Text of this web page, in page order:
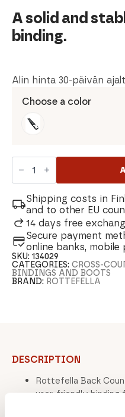
was:
94,90 €.
is:
85,00 €.
A solid and
binding.
Alin hinta 30-päivän
Choose a color
Rottefella
BC
Manual
binding
quantity
Shipping costs in
and to other EU
14 days free
Secure payment
online banks, mobile
SKU:134029
CATEGORIES:CROSS-
BINDINGS AND BOOTS
BRAND: ROTTEFELLA
DESCRIPTION
Rottefella Back
user-friendly binding
varying snow